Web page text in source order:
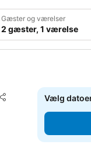
Gæster og værelser
2 gæster, 1 værelse
Del
Føj til favoritter
Vælg